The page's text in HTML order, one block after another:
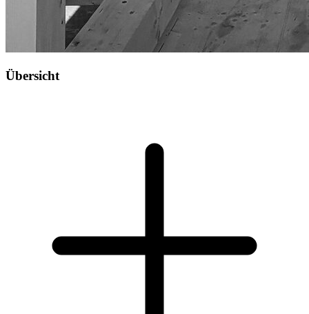
Übersicht